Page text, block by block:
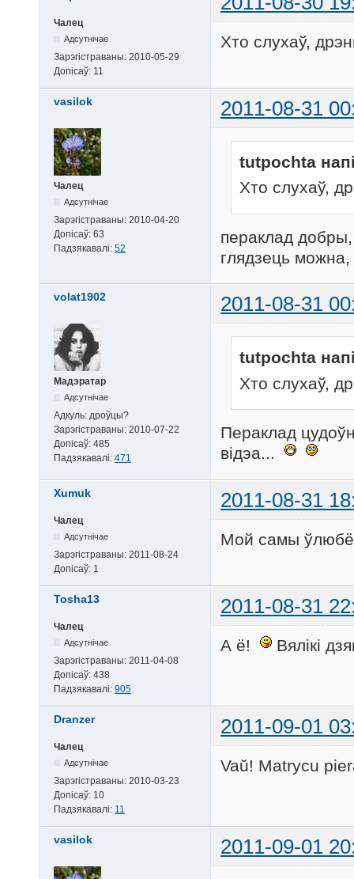
Чалец
Адсутнічае
Зарэгістраваны: 2010-05-29
Допісаў: 11
Хто слухаў,
vasilok 2011-08-31
Чалец
Адсутнічае
Зарэгістраваны: 2010-04-20
Допісаў: 63
Падзякавалі: 52
tutpochta
Хто слухаў,
пераклад добры,
глядзець можна,
volat1902 2011-08-31
Мадэратар
Адсутнічае
Адкуль: дроўцы?
Зарэгістраваны: 2010-07-22
Допісаў: 485
Падзякавалі: 471
tutpochta
Хто слухаў,
Пераклад
відэа...
Xumuk 2011-08-31
Чалец
Адсутнічае
Зарэгістраваны: 2011-08-24
Допісаў: 1
Мой самы
Tosha13 2011-08-31
Чалец
Адсутнічае
Зарэгістраваны: 2011-04-08
Допісаў: 438
Падзякавалі: 905
А ё! Вялікі
Dranzer 2011-09-01
Чалец
Адсутнічае
Зарэгістраваны: 2010-03-23
Допісаў: 10
Падзякавалі: 11
Vaŭ! Matrycu
vasilok 2011-09-01